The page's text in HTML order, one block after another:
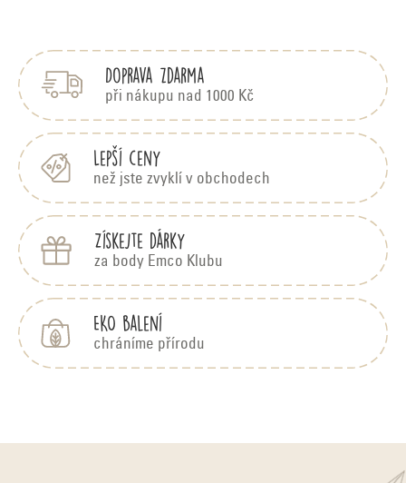
á
d
a
í
p
r
v
y
p
Doprava zdarma
při nákupu nad 1000 Kč
Lepší ceny
než jste zvyklí v obchodech
Získejte dárky
za body Emco Klubu
EKO balení
chráníme přírodu